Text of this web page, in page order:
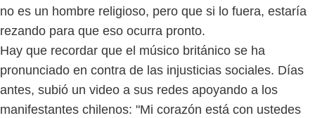
no es un hombre religioso, pero que si lo fuera, estaría
rezando para que eso ocurra pronto.
Hay que recordar que el músico británico se ha
pronunciado en contra de las injusticias sociales. Días
antes, subió un video a sus redes apoyando a los
manifestantes chilenos: "Mi corazón está con ustedes